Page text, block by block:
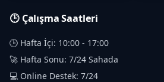
🕒 Çalışma Saatleri
🕒 Hafta İçi: 10:00 - 17:00
🚀 Hafta Sonu: 7/24 Sahada
💻 Online Destek: 7/24